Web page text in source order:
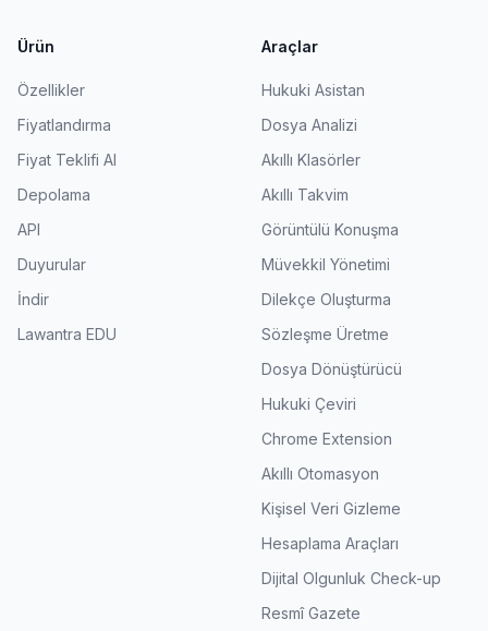
Ürün
Özellikler
Fiyatlandırma
Fiyat Teklifi Al
Depolama
API
Duyurular
İndir
Lawantra EDU
Araçlar
Hukuki Asistan
Dosya Analizi
Akıllı Klasörler
Akıllı Takvim
Görüntülü Konuşma
Müvekkil Yönetimi
Dilekçe Oluşturma
Sözleşme Üretme
Dosya Dönüştürücü
Hukuki Çeviri
Chrome Extension
Akıllı Otomasyon
Kişisel Veri Gizleme
Hesaplama Araçları
Dijital Olgunluk Check-up
Resmî Gazete